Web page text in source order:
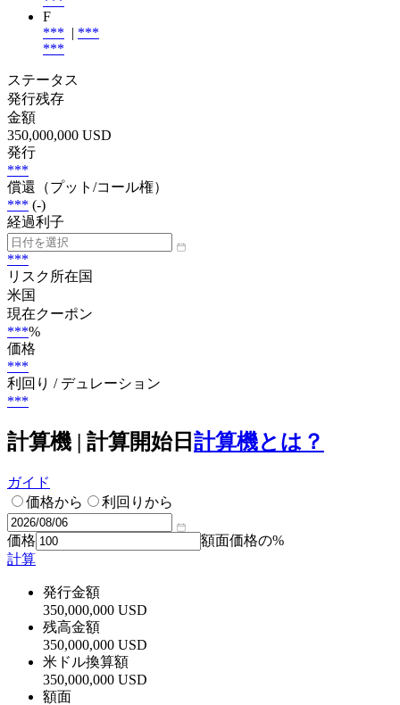
F
*** | ***
***
ステータス
発行残存
金額
350,000,000 USD
発行
***
償還（プット/コール権）
*** (-)
経過利子
***
リスク所在国
米国
現在クーポン
***%
価格
***
利回り / デュレーション
***
計算機 | 計算開始日 計算機とは？
ガイド
価格から
利回りから
価格
額面価格の%
計算
発行金額
350,000,000 USD
残高金額
350,000,000 USD
米ドル換算額
350,000,000 USD
額面